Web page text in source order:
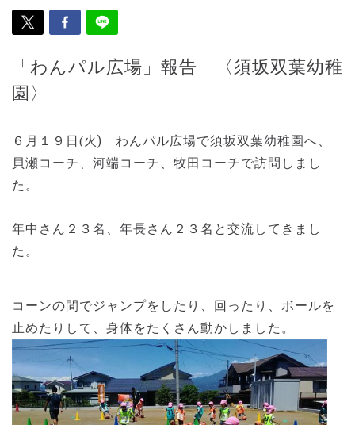
「わんパル広場」報告 〈須坂双葉幼稚
園〉
６ 月 １９ 日(火) わんパル広場で須坂双葉幼稚園へ
貝瀬コーチ、河端コーチ、牧田コーチで訪問しまし
た。
年中さん２３名、年長さん２３名と 交流してきまし
た。
コーンの間でジャンプをしたり、回ったり、ボールを
止めたりして、身体をたくさん動かしました。